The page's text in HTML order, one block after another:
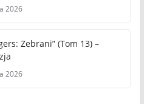
2026
Zebrani” (Tom 13) –
2026